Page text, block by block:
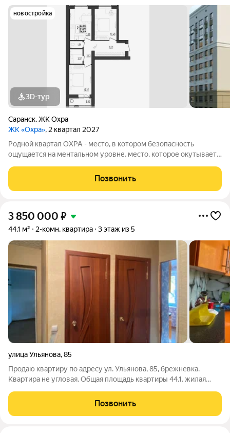
новостройка
3D-тур
Саранск,ЖК Охра
ЖК «Охра», 2 квартал 2027
Родной квартал ОХРА - место, в котором безопасность
ощущается на ментальном уровне, место, которое окутывает
голоса из детства. Девятиэтажный кирпичный дом с
выразительной архитектурой, где
Позвонить
3 850 000 ₽
44,1 м² 2-комн. квартира 3 этаж из 5
улица Ульянова,85
Продаю квартиру по адресу ул. Ульянова, 85, брежневка.
Квартира не угловая. Общая площадь квартиры 44,1, жилая
изолированные. Окна ПВХ. Имеется балкон. Развитая
инфраструктура. Один собственник. Вся
Позвонить